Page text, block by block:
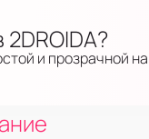
и прозрачной